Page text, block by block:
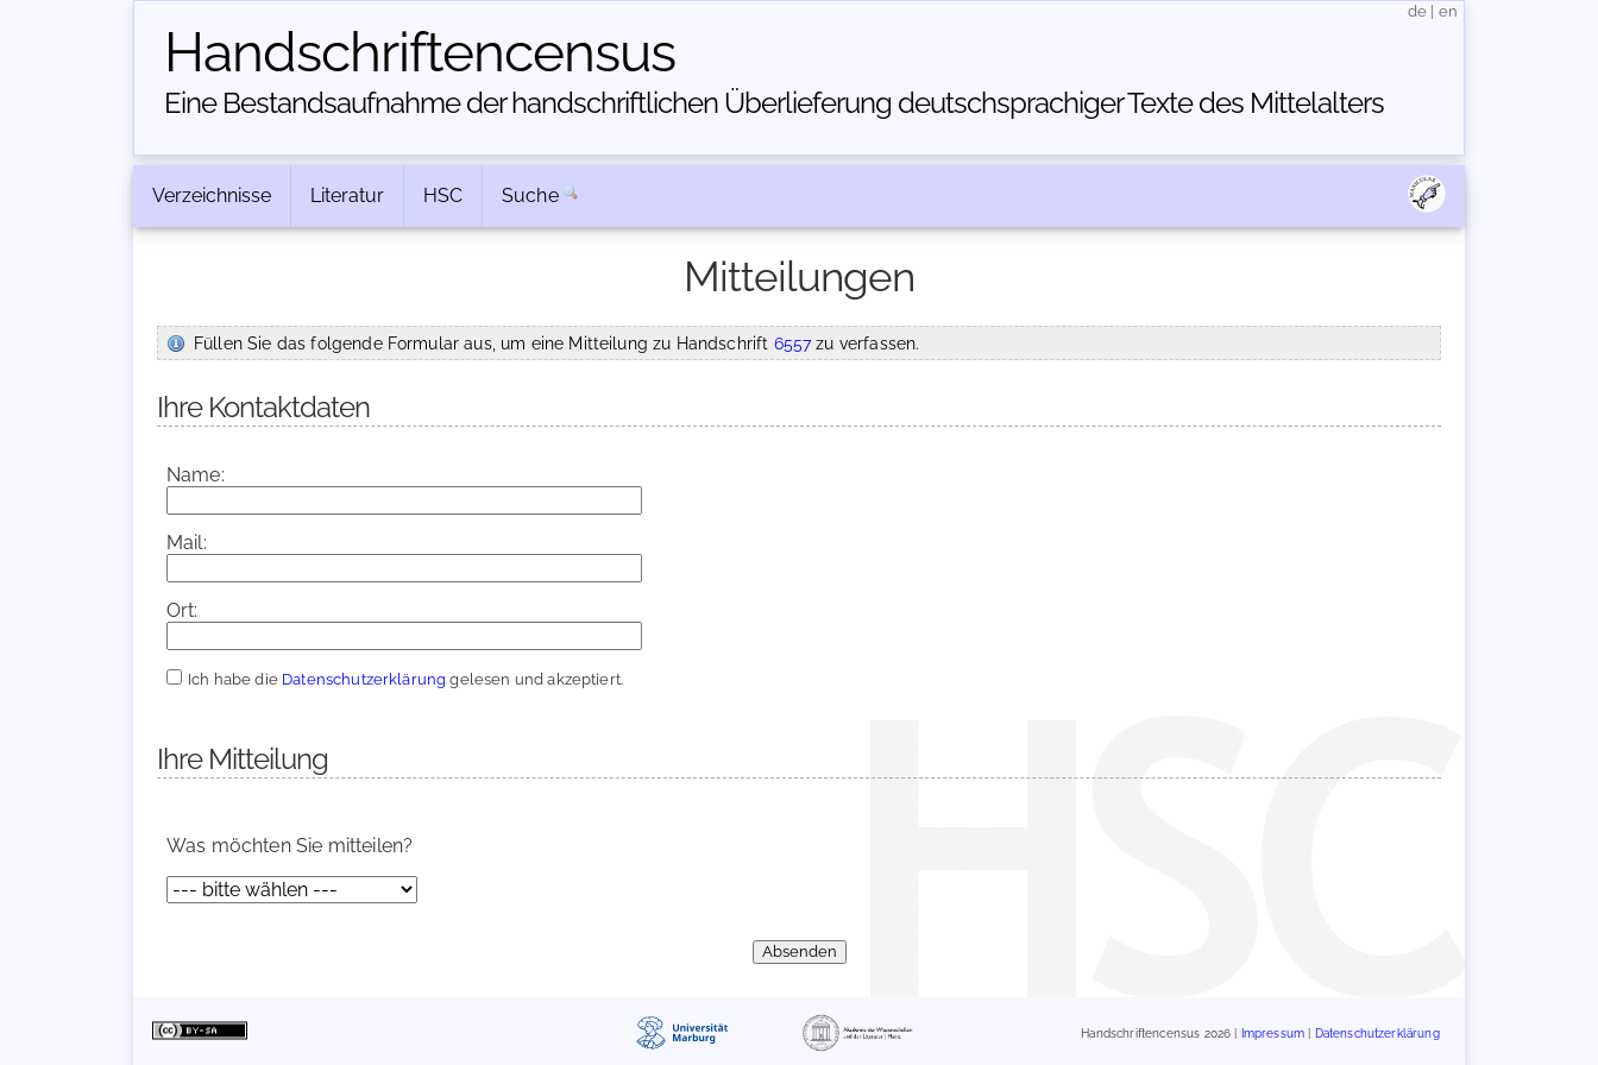
Handschriften­census
Eine Bestandsaufnahme der handschriftlichen Über­lieferung deutschsprachiger Texte des Mittelalters
de en
Verzeichnisse Literatur HSC Suche
Mitteilungen
Füllen Sie das folgende Formular aus, um eine Mitteilung zu Handschrift 6557zu verfassen.
Ihre Kontaktdaten
Name:
Mail:
Ort:
Ich habe die Datenschutzerklärung gelesen und akzeptiert.
Ihre Mitteilung
Was möchten Sie mitteilen?
Handschriftencensus 2026 | Impressum Datenschutzerklärung